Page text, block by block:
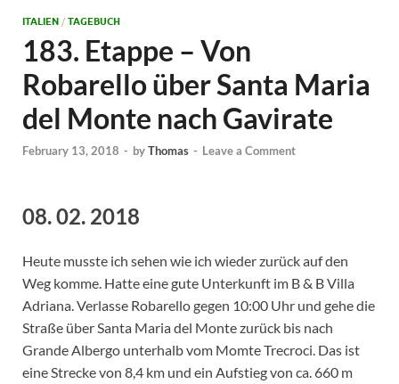
ITALIEN / TAGEBUCH
183. Etappe – Von
Robarello über Santa Maria
del Monte nach Gavirate
February 13, 2018 - byThomas - Leave a Comment
08. 02. 2018
Heute musste ich sehen wie ich wieder zurück auf den
Weg komme. Hatte eine gute Unterkunft im B & B Villa
Adriana. Verlasse Robarello gegen 10:00 Uhr und gehe die
Straße über Santa Maria del Monte zurück bis nach
Grande Albergo unterhalb vom Momte Trecroci. Das ist
eine Strecke von 8,4 km und ein Aufstieg von ca. 660 m